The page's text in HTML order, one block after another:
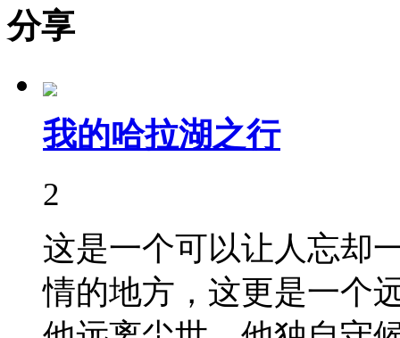
分享
我的哈拉湖之行
2
这是一个可以让人忘却
情的地方，这更是一个